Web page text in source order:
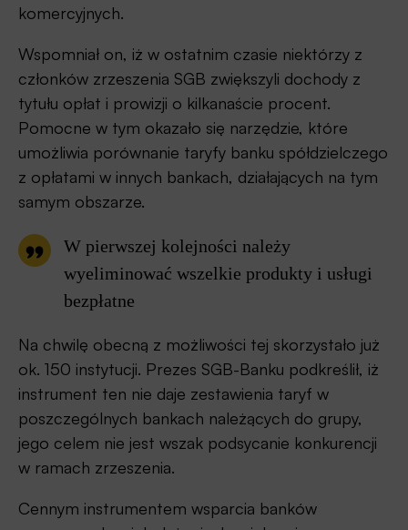
komercyjnych.
Wspomniał on, iż w ostatnim czasie niektórzy z
członków zrzeszenia SGB zwiększyli dochody z
tytułu opłat i prowizji o kilkanaście procent.
Pomocne w tym okazało się narzędzie, które
umożliwia porównanie taryfy banku spółdzielczego
z opłatami w innych bankach, działających na tym
samym obszarze.
W pierwszej kolejności należy
wyeliminować wszelkie produkty i usługi
bezpłatne
Na chwilę obecną z możliwości tej skorzystało już
ok. 150 instytucji. Prezes SGB-Banku podkreślił, iż
instrument ten nie daje zestawienia taryf w
poszczególnych bankach należących do grupy,
jego celem nie jest wszak podsycanie konkurencji
w ramach zrzeszenia.
Cennym instrumentem wsparcia banków